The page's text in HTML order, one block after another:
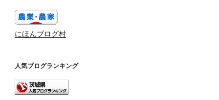
にほんブログ村
人気ブログランキング